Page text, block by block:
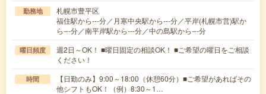
勤務地
札幌市豊平区
福住駅から---分／月寒中央駅から---分／平岸(札幌市営)駅か
ら---分／南平岸駅から---分／中の島駅から---分
曜日頻度
週2日～OK！ ■曜日固定の相談OK！ ■ご希望の曜日をご相談
ください！
時間
【日勤のみ】9:00～18:00（休憩60分）■ご希望があればその
他シフトもOK！（例）8:30～1…